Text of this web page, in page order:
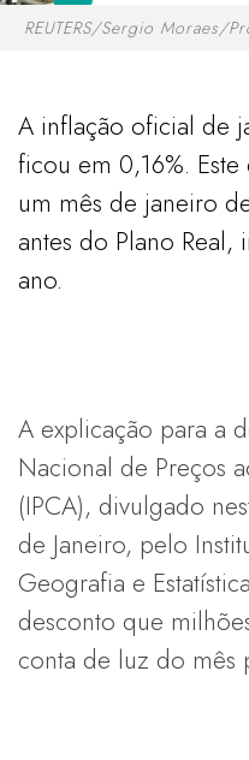
REUTERS/Sergio Moraes/
A inflação oficial de
ficou em 0,16%.
um mês de janeiro
antes do Plano
ano.
A explicação para a
Nacional de Preços
(IPCA), divulgado
de Janeiro, pelo
Geografia e
desconto que
conta de luz do mês